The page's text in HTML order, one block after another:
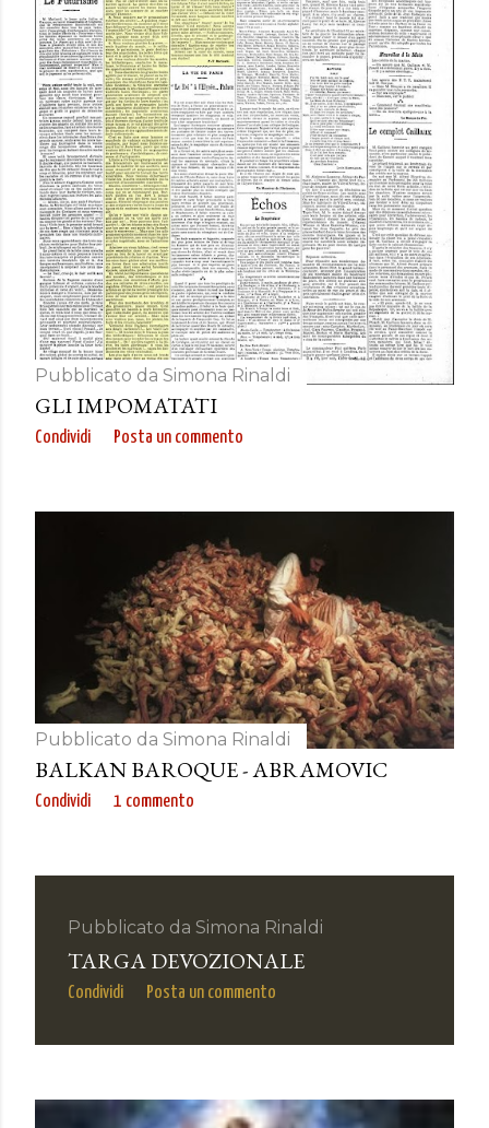
Pubblicato da Simona Rinaldi
GLI IMPOMATATI
Condividi Posta un commento
Pubblicato da Simona Rinaldi
BALKAN BAROQUE - ABRAMOVIC
Condividi 1 commento
Pubblicato da Simona Rinaldi
TARGA DEVOZIONALE
Condividi Posta un commento